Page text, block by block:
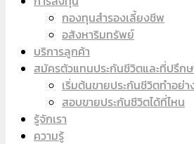
กองทุนสำรองเลี้ยงชีพ
อสังหาริมทรัพย์
บริการลูกค้า
สมัครตัวแทนประกันชีวิตและที่ปรึกษ
เริ่มต้นขายประกันชีวิตทำอย่า
สอบขายประกันชีวิตได้ที่ไหน
รู้จักเรา
ความรู้